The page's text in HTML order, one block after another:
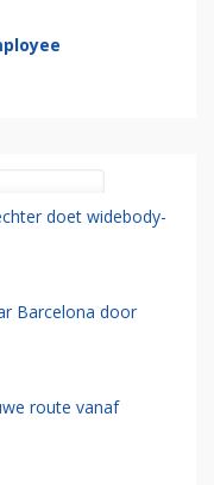
doet widebody-
Barcelona door
route vanaf